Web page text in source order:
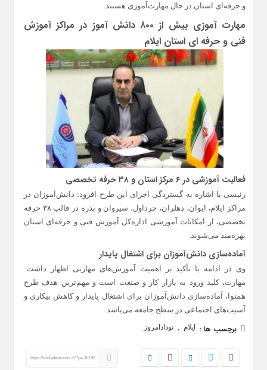
و حرفه‌ای استان در حال مهارت‌آموزی هستند.
مهارت‌ آموزی بیش از ۸۰۰ دانش‌ آموز در مراکز آموزش
فنی و حرفه‌ ای استان ایلام
فعالیت آموزشی در ۶ مرکز استان و ۳۸ حرفه تخصصی
رئیسی با اشاره به گستردگی اجرای این طرح افزود: دانش‌آموزان در
مراکز ایلام، ایوان، دهلران، چرداول، سیروان و بدره در قالب ۳۸ حرفه
تخصصی، از امکانات آموزشی اداره‌کل آموزش فنی و حرفه‌ای استان
بهره‌مند می‌شوند.
آماده‌سازی دانش‌آموزان برای اشتغال پایدار
وی در ادامه با تأکید بر اهمیت آموزش‌های مهارتی اظهار داشت:
مهارت، کلید ورود به بازار کار و صنعت است و مهم‌ترین هدف طرح
همنوا، آماده‌سازی دانش‌آموزان برای اشتغال پایدار و کاهش بیکاری و
آسیب‌های اجتماعی در سطح جامعه می‌باشد.
برچسب ها : ایلام نودادامروز
https://nodademrooz.ir/?p=36198